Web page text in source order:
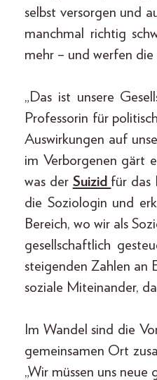
selbst versorgen und
manchmal richtig
mehr – und werfen
„Das ist unsere
Professorin für
Auswirkungen auf
im Verborgenen gärt
was der Suizidfür das
die Soziologin und
Bereich, wo wir als
gesellschaftlich
steigenden Zahlen an
soziale Miteinander,
Im Wandel sind die
gemeinsamen Ort
„Wir müssen uns